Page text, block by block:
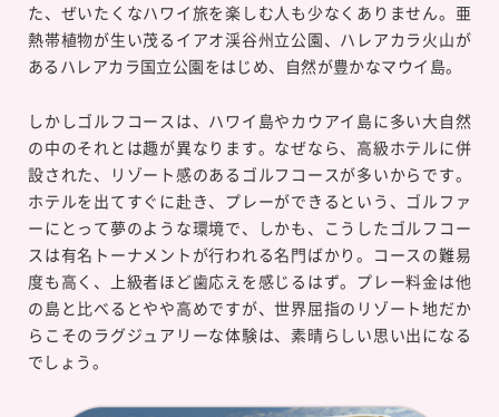
た、ぜいたくなハワイ旅を楽しむ人も少なくありません。亜
熱帯植物が生い茂るイアオ渓谷州立公園、ハレアカラ火山が
あるハレアカラ国立公園をはじめ、自然が豊かなマウイ島。
しかしゴルフコースは、ハワイ島やカウアイ島に多い大自然
の中のそれとは趣が異なります。なぜなら、高級ホテルに併
設された、リゾート感のあるゴルフコースが多いからです。
ホテルを出てすぐに赴き、プレーができるという、ゴルファ
ーにとって夢のような環境で、しかも、こうしたゴルフコー
スは有名トーナメントが行われる名門ばかり。コースの難易
度も高く、上級者ほど歯応えを感じるはず。プレー料金は他
の島と比べるとやや高めですが、世界屈指のリゾート地だか
らこそのラグジュアリーな体験は、素晴らしい思い出になる
でしょう。